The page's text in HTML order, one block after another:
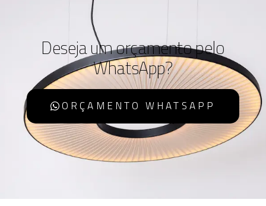
Deseja um orçamento pelo
WhatsApp?
ORÇAMENTO WHATSAPP